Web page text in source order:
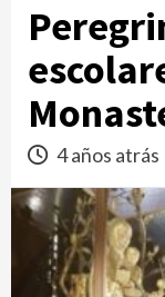
4 años atrás